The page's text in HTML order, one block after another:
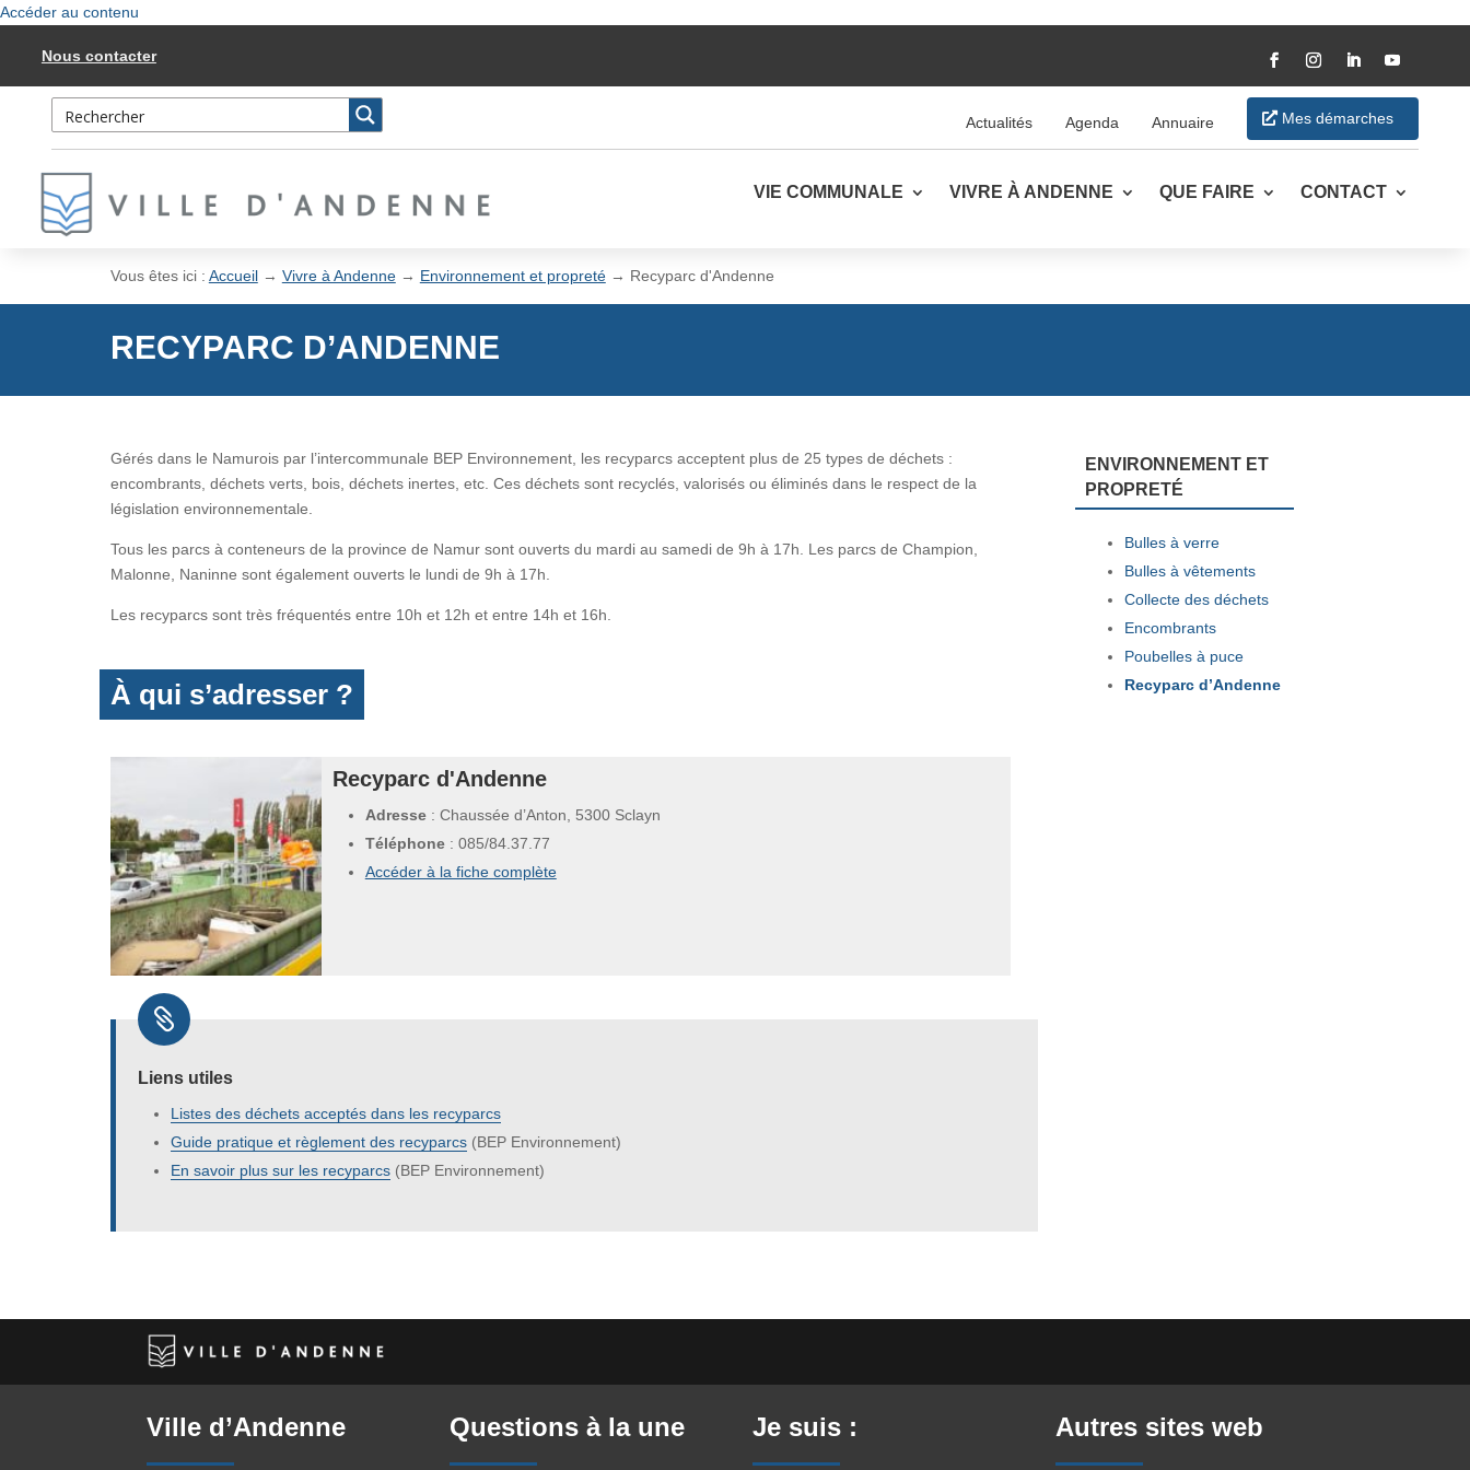
Accéder au contenu
Nous contacter
Actualités Agenda Annuaire Mes démarches
VIE COMMUNALE VIVRE À ANDENNE QUE FAIRE CONTACT
Vous êtes ici : Accueil→ Vivre à Andenne→ Environnement et propreté→ Recyparc d'Andenne
RECYPARC D’ANDENNE
Gérés dans le Namurois par l’intercommunale BEP Environnement, les recyparcs acceptent plus de 25 types de déchets :
encombrants, déchets verts, bois, déchets inertes, etc. Ces déchets sont recyclés, valorisés ou éliminés dans le respect de la
législation environnementale.
Tous les parcs à conteneurs de la province de Namur sont ouverts du mardi au samedi de 9h à 17h. Les parcs de Champion,
Malonne, Naninne sont également ouverts le lundi de 9h à 17h.
Les recyparcs sont très fréquentés entre 10h et 12h et entre 14h et 16h.
À qui s’adresser ?
Recyparc d'Andenne
Adresse: Chaussée d’Anton, 5300 Sclayn
Téléphone: 085/84.37.77
Accéder à la fiche complète

Liens utiles
Listes des déchets acceptés dans les recyparcs
Guide pratique et règlement des recyparcs(BEP Environnement)
En savoir plus sur les recyparcs(BEP Environnement)
ENVIRONNEMENT ET
PROPRETÉ
Bulles à verre
Bulles à vêtements
Collecte des déchets
Encombrants
Poubelles à puce
Recyparc d’Andenne
Ville d’Andenne Questions à la une Je suis : Autres sites web